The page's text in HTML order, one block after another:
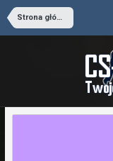
Strona główna